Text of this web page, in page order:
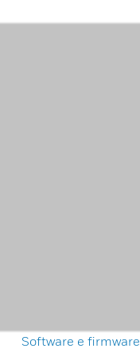
Software e firmware